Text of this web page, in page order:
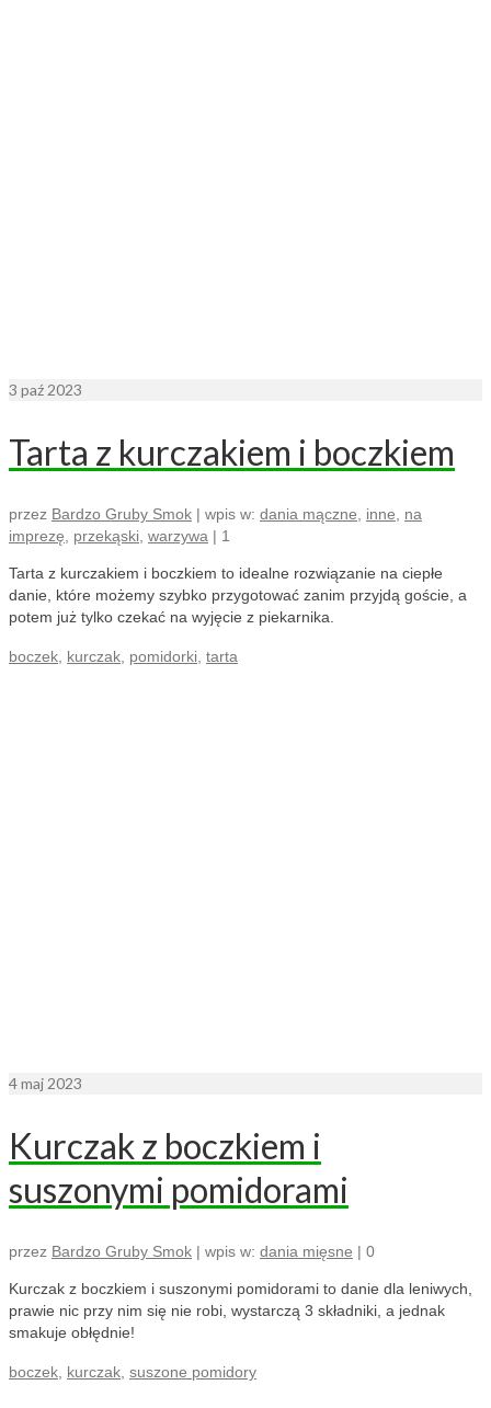
3 paź 2023
Tarta z kurczakiem i boczkiem
przez Bardzo Gruby Smok | wpis w: dania mączne inne
na
imprezę
przekąski warzywa | 1
Tarta z kurczakiem i boczkiem to idealne rozwiązanie na ciepłe
danie, które możemy szybko przygotować zanim przyjdą goście, a
potem już tylko czekać na wyjęcie z piekarnika.
boczek kurczak pomidorki tarta
4maj 2023
Kurczak z boczkiem i
suszonymi pomidorami
przez Bardzo Gruby Smok | wpis w: dania mięsne | 0
Kurczak z boczkiem i suszonymi pomidorami to danie dla leniwych,
prawie nic przy nim się nie robi, wystarczą 3 składniki, a jednak
smakuje obłędnie!
boczek, kurczak, suszone pomidory